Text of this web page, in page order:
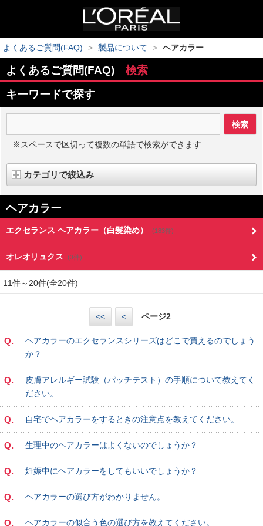
よくあるご質問(FAQ) > 製品について > ヘアカラー
よくあるご質問(FAQ) 検索
キーワードで探す
※スペースで区切って複数の単語で検索ができます
カテゴリで絞込み
ヘアカラー
エクセランス ヘアカラー（白髪染め） (183件)
オレオリュクス (3件)
11件～20件(全20件)
<< < ページ2
Q.
ヘアカラーのエクセランスシリーズはどこで買えるのでしょう
か？
Q.
皮膚アレルギー試験（パッチテスト）の手順について教えてく
ださい。
Q. 自宅でヘアカラーをするときの注意点を教えてください。
Q. 生理中のヘアカラーはよくないのでしょうか？
Q. 妊娠中にヘアカラーをしてもいいでしょうか？
Q. ヘアカラーの選び方がわかりません。
Q. ヘアカラーの似合う色の選び方を教えてください。